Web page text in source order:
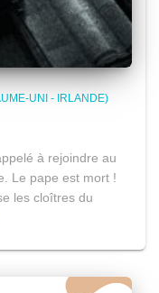
UNI - IRLANDE)
à rejoindre au
Le pape est mort !
les cloîtres du